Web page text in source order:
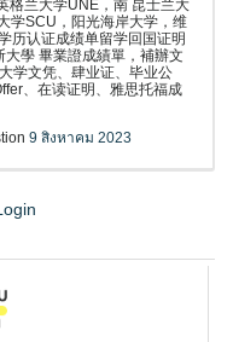
格兰大学UNE，南 昆士兰大
学SCU，阳光海岸大学，维
历认证成绩单留学回国证明
學 畢業證成績單，補辦文
学文凭、肆业证、毕业公
、在读证明、雅思托福成
9 สิงหาคม 2023